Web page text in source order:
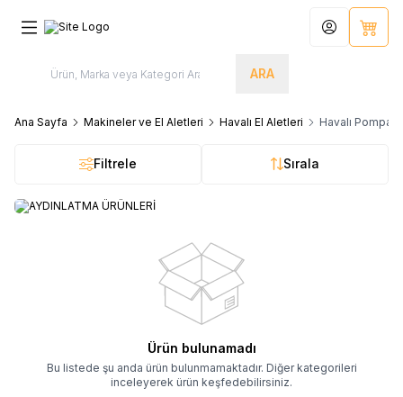
ARA
Hesabım
Ana Sayfa Makineler ve El Aletleri Havalı El Aletleri Havalı
Filtrele Sırala
AYDINLATMA ÜRÜNLERİ
Ürün bulunamadı
Bu listede şu anda ürün bulunmamaktadır. Diğer kategorileri
inceleyerek ürün keşfedebilirsiniz.